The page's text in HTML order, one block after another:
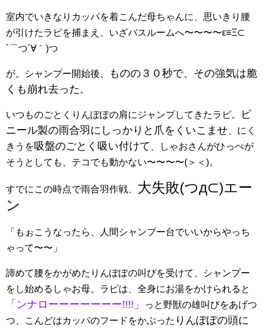
室内でいきなりカッパを着こんだ母ちゃんに、思いきり腰
が引けたラピを捕まえ、いざバスルームへ〜〜〜〜ε≡Ξ⊂
´⌒つ´∀｀)つ
が。シャンプー開始後、
ものの３０秒で、その強気は脆
くも崩れ去った。
いつものごとくりんぽぽの肩にジャンプしてきたラピ。
ビ
ニール製の雨合羽にしっかりと爪をくいこませ、にく
きうを吸盤のごとく吸い付けて 、しゃおさんがひっぺが
そうとしても、テコでも動かない〜〜〜〜(＞＜)。
すでにこの時点で雨合羽作戦、 大失敗(つд⊂)エー
ン
「もぉこうなったら、人間シャンプー台でいいからやっち
ゃって〜〜」
諦めて腰をかがめたりんぽぽの叫びを受けて、シャンプー
をし始めるしゃお母。ラピは、全身にお湯をかけられると
「ンナローーーーーーー!!!!」
っと野獣の雄叫びをあげつ
つ、こんどはカッパのフードをかぶった りんぽぽの頭に